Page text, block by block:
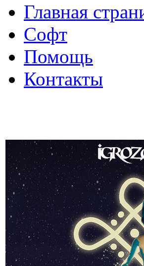
Главная
Софт
Помощь
Контакты